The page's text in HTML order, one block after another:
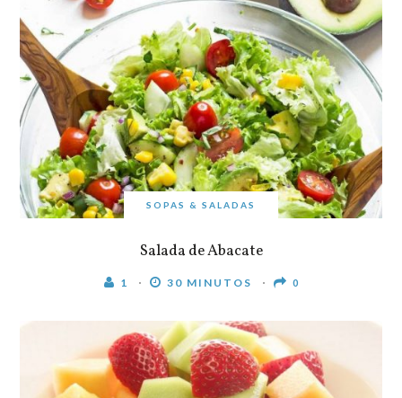
SOPAS & SALADAS
Salada de Abacate
1 30 MINUTOS 0